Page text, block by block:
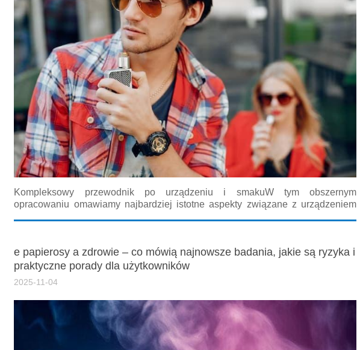
Kompleksowy przewodnik po urządzeniu i smakuW tym obszernym
opracowaniu omawiamy najbardziej istotne aspekty związane z urządzeniem
e papierosy a zdrowie – co mówią najnowsze badania, jakie są ryzyka i
praktyczne porady dla użytkowników
2025-11-04